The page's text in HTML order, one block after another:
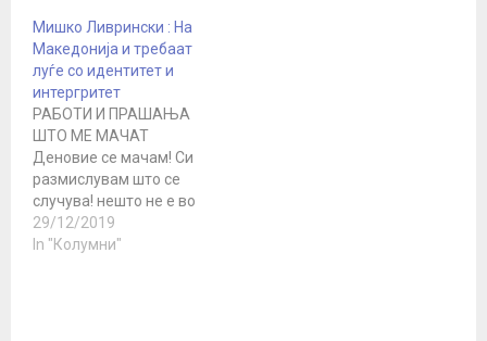
Мишко Ливрински : На
Македонија и требаат
луѓе со идентитет и
интергритет
РАБОТИ И ПРАШАЊА
ШТО МЕ МАЧАТ
Деновие се мачам! Си
размислувам што се
случува! нешто не е во
ред со мене или
работава е со луѓево.
29/12/2019
In "Колумни"